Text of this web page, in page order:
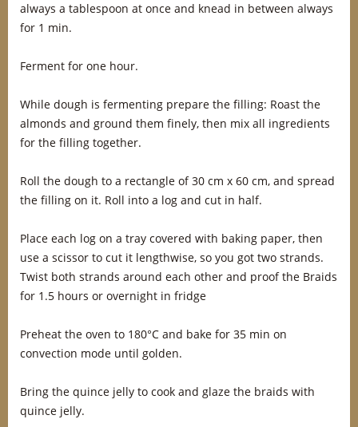
always a tablespoon at once and knead in between always
for 1 min.
Ferment for one hour.
While dough is fermenting prepare the filling: Roast the
almonds and ground them finely, then mix all ingredients
for the filling together.
Roll the dough to a rectangle of 30 cm x 60 cm, and spread
the filling on it. Roll into a log and cut in half.
Place each log on a tray covered with baking paper, then
use a scissor to cut it lengthwise, so you got two strands.
Twist both strands around each other and proof the Braids
for 1.5 hours or overnight in fridge
Preheat the oven to 180°C and bake for 35 min on
convection mode until golden.
Bring the quince jelly to cook and glaze the braids with
quince jelly.